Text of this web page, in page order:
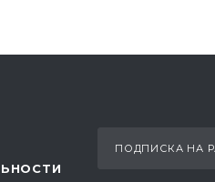
ПОДПИСКА НА